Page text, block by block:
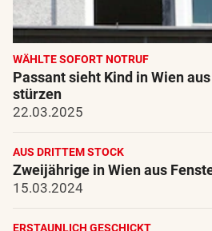
WÄHLTE SOFORT NOTRUF
Passant sieht Kind in Wien
stürzen
22.03.2025
AUS DRITTEM STOCK
Zweijährige in Wien aus
15.03.2024
ERSTAUNLICH GESCHICKT